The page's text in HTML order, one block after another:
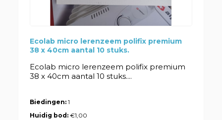
Ecolab micro lerenzeem polifix premium
38 x 40cm aantal 10 stuks.
Ecolab micro lerenzeem polifix premium
38 x 40cm aantal 10 stuks....
Biedingen: 1
Huidig bod:€1,00